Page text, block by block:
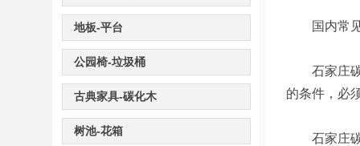
地板-平台
公园椅-垃圾桶
古典家具-碳化木
树池-花箱
国内常见
石家庄碳
的条件，必
石家庄碳